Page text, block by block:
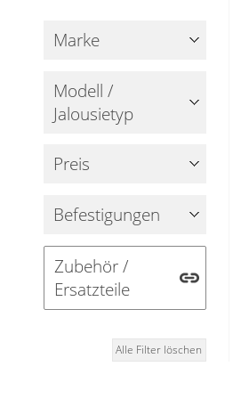
Messanleitung
Schlaufenschals
Ösenschals
Fliegengitter
Kissen
Tischdecke
Fensterbilder
Gardinenstange
Stoffe
Panneaux
Marke
Modell /
Jalousietyp
Preis
Befestigungen
Zubehör /
Ersatzteile
Alle Filter löschen